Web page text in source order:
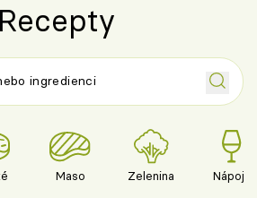
Recepty
Maso Zelenina Nápoje